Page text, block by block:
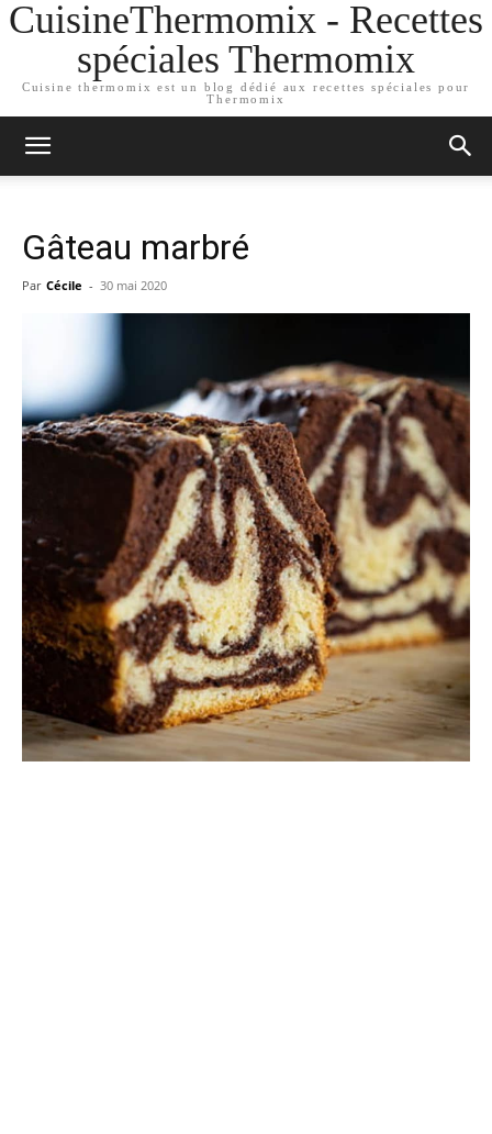
CuisineThermomix - Recettes
spéciales Thermomix
Cuisine thermomix est un blog dédié aux recettes spéciales pour
Thermomix
Gâteau marbré
Par Cécile - 30 mai 2020